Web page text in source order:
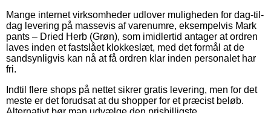
Mange internet virksomheder udlover muligheden for dag-til-
dag levering på massevis af varenumre, eksempelvis Mark
pants – Dried Herb (Grøn), som imidlertid antager at ordren
laves inden et fastslået klokkeslæt, med det formål at de
sandsynligvis kan nå at få ordren klar inden personalet har
fri.
Indtil flere shops på nettet sikrer gratis levering, men for det
meste er det forudsat at du shopper for et præcist beløb.